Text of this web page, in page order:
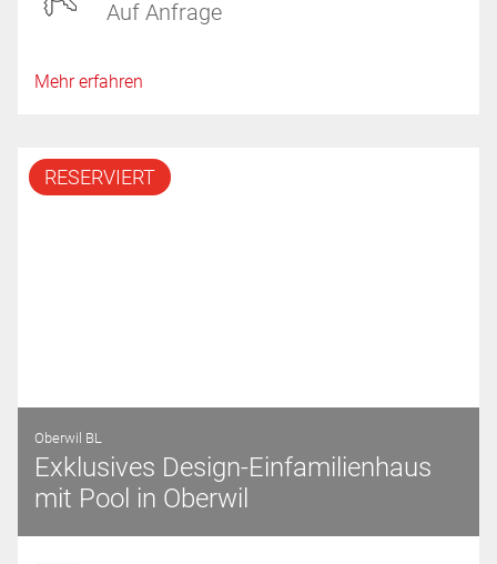
Auf Anfrage
Mehr erfahren
RESERVIERT
Oberwil BL
Exklusives Design-Einfamilienhaus
mit Pool in Oberwil